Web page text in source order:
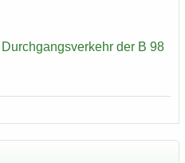
der B 98